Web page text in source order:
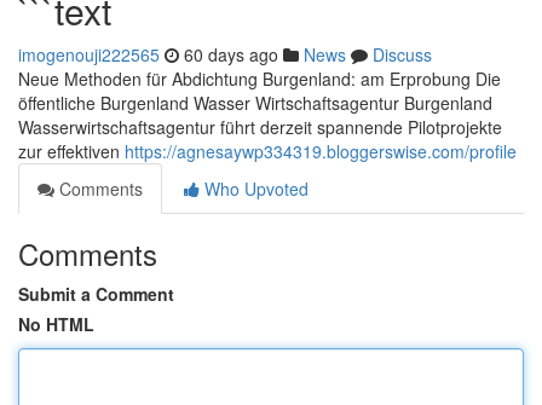
imogenouji222565 60 days ago News
Discuss
Neue Methoden für Abdichtung Burgenland: am Erprobung Die
öffentliche Burgenland Wasser Wirtschaftsagentur Burgenland
Wasserwirtschaftsagentur führt derzeit spannende Pilotprojekte
zur effektiven https://agnesaywp334319.bloggerswise.com/profile
Comments
Who Upvoted
Comments
Submit a Comment
No HTML